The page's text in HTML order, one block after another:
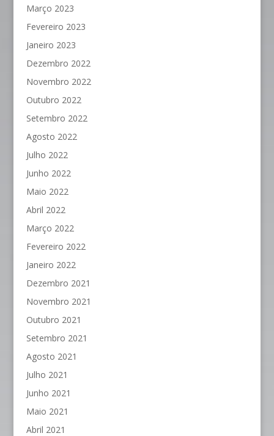
Março 2023
Fevereiro 2023
Janeiro 2023
Dezembro 2022
Novembro 2022
Outubro 2022
Setembro 2022
Agosto 2022
Julho 2022
Junho 2022
Maio 2022
Abril 2022
Março 2022
Fevereiro 2022
Janeiro 2022
Dezembro 2021
Novembro 2021
Outubro 2021
Setembro 2021
Agosto 2021
Julho 2021
Junho 2021
Maio 2021
Abril 2021